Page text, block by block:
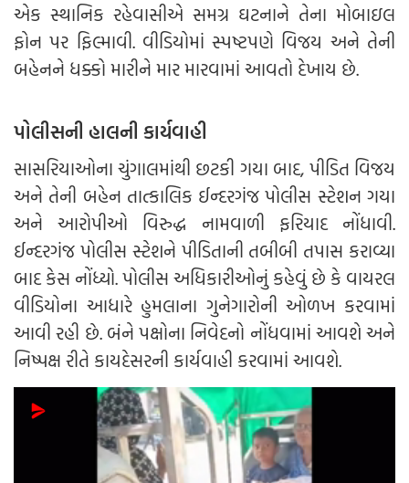
એક સ્થાનિક રહેવાસીએ સમગ્ર ઘટનાને તેના મોબાઇલ
ફોન પર ફિલ્માવી. વીડિયોમાં સ્પષ્ટપણે વિજય અને તેની
બહેનને ધક્કો મારીને માર મારવામાં આવતો દેખાય છે.
પોલીસની હાલની કાર્યવાહી
સાસરિયાઓના ચુંગાલમાંથી છટકી ગયા બાદ, પીડિત વિજય
અને તેની બહેન તાત્કાલિક ઈન્દરગંજ પોલીસ સ્ટેશન ગયા
અને આરોપીઓ વિરુદ્ધ નામવાળી ફરિયાદ નોંધાવી.
ઈન્દરગંજ પોલીસ સ્ટેશને પીડિતાની તબીબી તપાસ કરાવ્યા
બાદ કેસ નોંધ્યો. પોલીસ અધિકારીઓનું કહેવું છે કે વાયરલ
વીડિયોના આધારે હુમલાના ગુનેગારોની ઓળખ કરવામાં
આવી રહી છે. બંને પક્ષોના નિવેદનો નોંધવામાં આવશે અને
નિષ્પક્ષ રીતે કાયદેસરની કાર્યવાહી કરવામાં આવશે.